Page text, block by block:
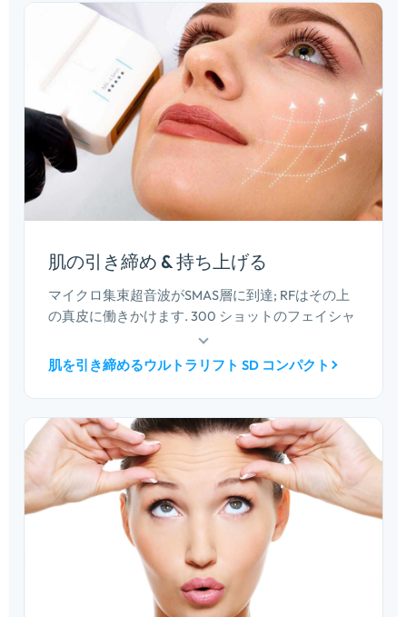
肌の引き締め & 持ち上げる
マイクロ集束超音波がSMAS層に到達; RFはその上
の真皮に働きかけます. 300 ショットのフェイシャ
ル プロトコルは約 30 分で実行されます。 5 分,
20,000 ショットのカートリッジにより、治療ごと
肌を引き締めるウルトラリフト SD コンパクト